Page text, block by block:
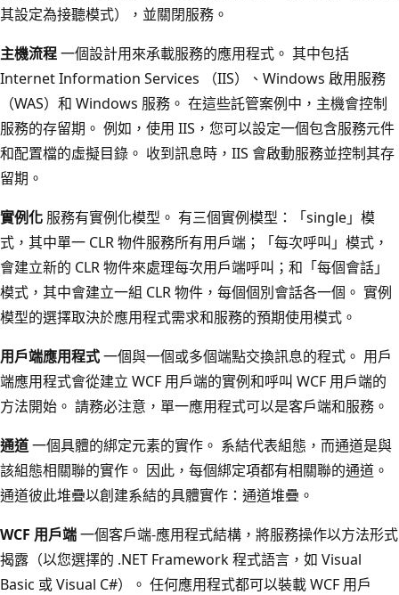
其設定為接聽模式），並關閉服務。
主機流程一個設計用來承載服務的應用程式。 其中包括
Internet Information Services （IIS）、Windows 啟用服務
（WAS）和 Windows 服務。 在這些託管案例中，主機會控制
服務的存留期。 例如，使用 IIS，您可以設定一個包含服務元件
和配置檔的虛擬目錄。 收到訊息時，IIS 會啟動服務並控制其存
留期。
實例化 服務有實例化模型。 有三個實例模型：「single」模
式，其中單一 CLR 物件服務所有用戶端；「每次呼叫」模式，
會建立新的 CLR 物件來處理每次用戶端呼叫；和「每個會話」
模式，其中會建立一組 CLR 物件，每個個別會話各一個。 實例
模型的選擇取決於應用程式需求和服務的預期使用模式。
用戶端應用程式一個與一個或多個端點交換訊息的程式。 用戶
端應用程式會從建立 WCF 用戶端的實例和呼叫 WCF 用戶端的
方法開始。 請務必注意，單一應用程式可以是客戶端和服務。
通道一個具體的綁定元素的實作。 系結代表組態，而通道是與
該組態相關聯的實作。 因此，每個綁定項都有相關聯的通道。
通道彼此堆疊以創建系結的具體實作：通道堆疊。
WCF 用戶端一個客戶端-應用程式結構，將服務操作以方法形式
揭露（以您選擇的 .NET Framework 程式語言，如 Visual
Basic 或 Visual C#）。 任何應用程式都可以裝載 WCF 用戶